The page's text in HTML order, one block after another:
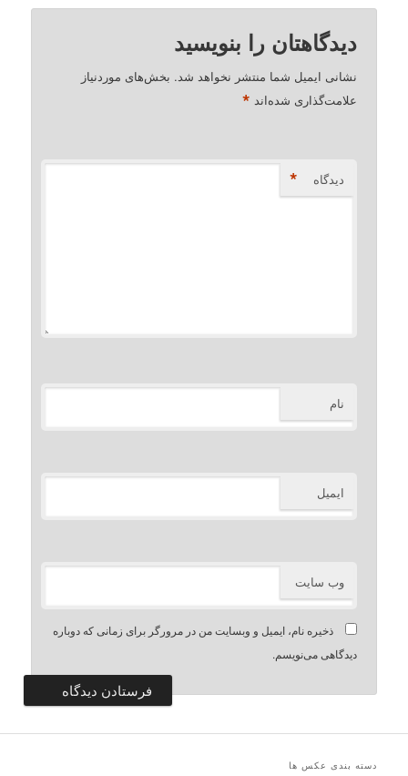
دیدگاهتان را بنویسید
نشانی ایمیل شما منتشر نخواهد شد. بخش‌های موردنیاز
علامت‌گذاری شده‌اند *
دیدگاه *
نام
ایمیل
وب‌ سایت
ذخیره نام، ایمیل و وبسایت من در مرورگر برای زمانی که دوباره
دیدگاهی می‌نویسم.
دسته بندی عکس ها